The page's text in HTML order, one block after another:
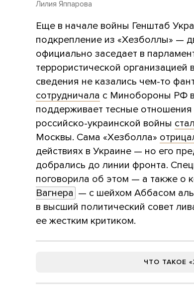
Лилия Яппарова
Еще в начале войны Генштаб
подкрепление из «Хезболлы» —
официально заседает в
террористической организацией
сведения не казались чем-то
сотрудничала с Минобороны РФ в
поддерживает тесные
российско-украинской войны стал
Москвы. Сама «Хезболла»
действиях в Украине — но его
добрались до линии фронта.
поговорила об этом — а также о
Вагнера — с шейхом Аббасом
в высший политический совет
ее жестким критиком.
ЧТО ТАКОЕ